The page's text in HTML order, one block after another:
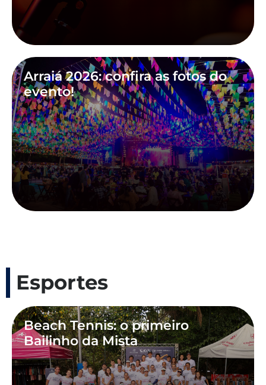
Arraiá 2026: confira as fotos do
evento!
Esportes
Beach Tennis: o primeiro
Bailinho da Mista